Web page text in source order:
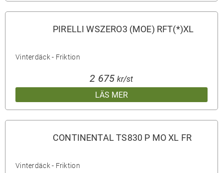
PIRELLI WSZERO3 (MOE) RFT(*)XL
Vinterdäck - Friktion
LÄS MER
2 675 kr/st
CONTINENTAL TS830 P MO XL FR
Vinterdäck - Friktion